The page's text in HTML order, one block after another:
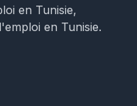
en Tunisie,
en Tunisie.